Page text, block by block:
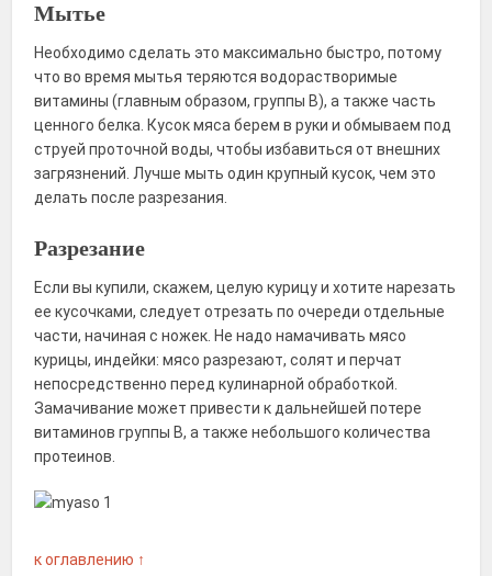
Мытье
Необходимо сделать это максимально быстро, потому
что во время мытья теряются водорастворимые
витамины (главным образом, группы B), а также часть
ценного белка. Кусок мяса берем в руки и обмываем под
струей проточной воды, чтобы избавиться от внешних
загрязнений. Лучше мыть один крупный кусок, чем это
делать после разрезания.
Разрезание
Если вы купили, скажем, целую курицу и хотите нарезать
ее кусочками, следует отрезать по очереди отдельные
части, начиная с ножек. Не надо намачивать мясо
курицы, индейки: мясо разрезают, солят и перчат
непосредственно перед кулинарной обработкой.
Замачивание может привести к дальнейшей потере
витаминов группы B, а также небольшого количества
протеинов.
к оглавлению ↑